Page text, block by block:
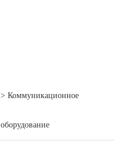
> Коммуникационное
оборудование